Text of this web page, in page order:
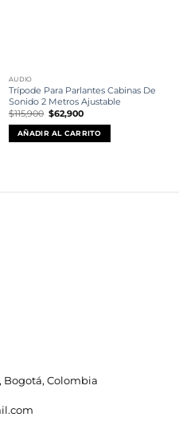
AUDIO
Trípode Para Parlantes Cabinas De
Sonido 2 Metros Ajustable
$115,900 El
precio
original
era:
$115,900.
$62,900El
actual
es:
$62,900.
AÑADIR AL CARRITO
Bogotá, Colombia